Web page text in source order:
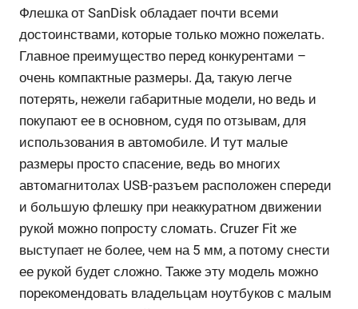
Флешка от SanDisk обладает почти всеми
достоинствами, которые только можно пожелать.
Главное преимущество перед конкурентами –
очень компактные размеры. Да, такую легче
потерять, нежели габаритные модели, но ведь и
покупают ее в основном, судя по отзывам, для
использования в автомобиле. И тут малые
размеры просто спасение, ведь во многих
автомагнитолах USB-разъем расположен спереди
и большую флешку при неаккуратном движении
рукой можно попросту сломать. Cruzer Fit же
выступает не более, чем на 5 мм, а потому снести
ее рукой будет сложно. Также эту модель можно
порекомендовать владельцам ноутбуков с малым